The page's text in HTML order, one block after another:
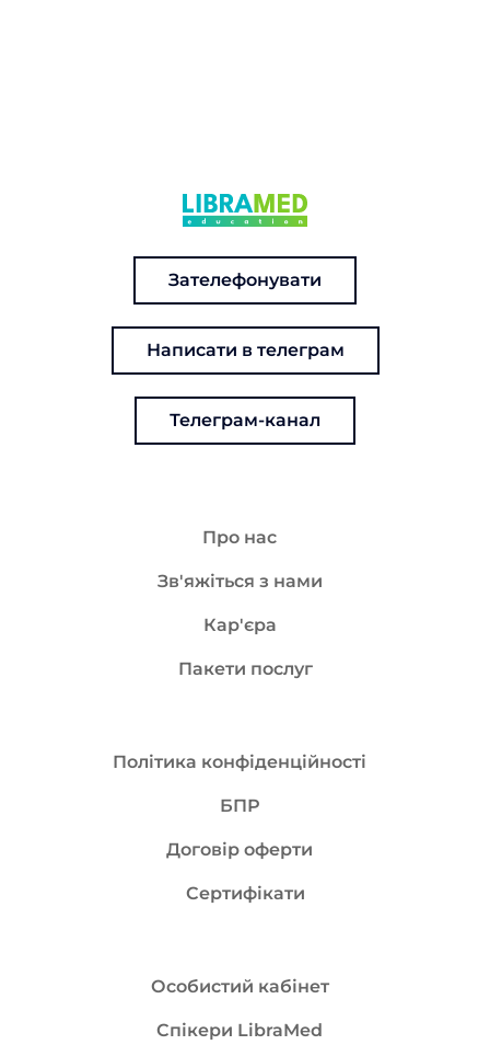
Зателефонувати
Написати в телеграм
Телеграм-канал
Про нас
Зв'яжіться з нами
Кар'єра
Пакети послуг
Політика конфіденційності
БПР
Договір оферти
Сертифікати
Особистий кабінет
Спікери LibraMed